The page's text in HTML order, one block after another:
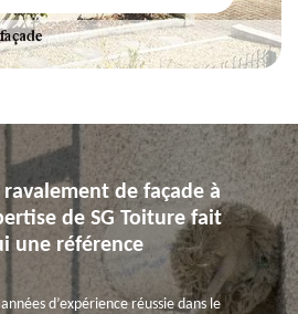
de façade à
de SG Toiture fait
une référence
d’expérience réussie dans le